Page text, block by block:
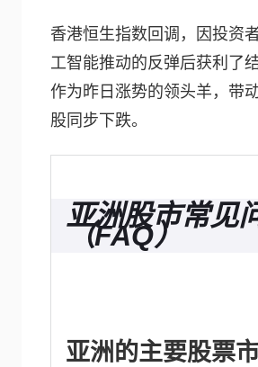
香港恒生指数回调，因投资
工智能推动的反弹后获利了
作为昨日涨势的领头羊，带
股同步下跌。
亚洲股市常见
（FAQ）
亚洲的主要股票